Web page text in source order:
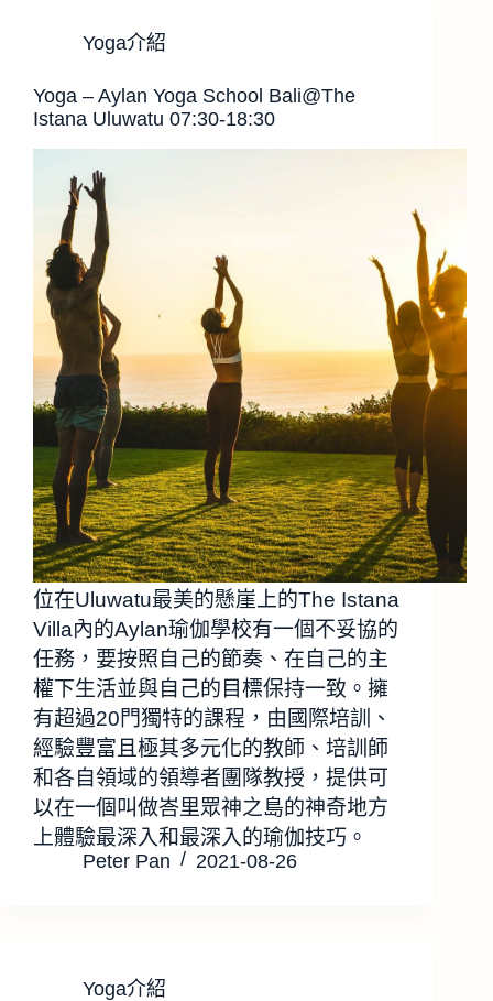
Yoga介紹
Yoga – Aylan Yoga School Bali@The
Istana Uluwatu 07:30-18:30
位在Uluwatu最美的懸崖上的The Istana
Villa內的Aylan瑜伽學校有一個不妥協的
任務，要按照自己的節奏、在自己的主
權下生活並與自己的目標保持一致。擁
有超過20門獨特的課程，由國際培訓、
經驗豐富且極其多元化的教師、培訓師
和各自領域的領導者團隊教授，提供可
以在一個叫做峇里眾神之島的神奇地方
上體驗最深入和最深入的瑜伽技巧。
Peter Pan 2021-08-26
Yoga介紹